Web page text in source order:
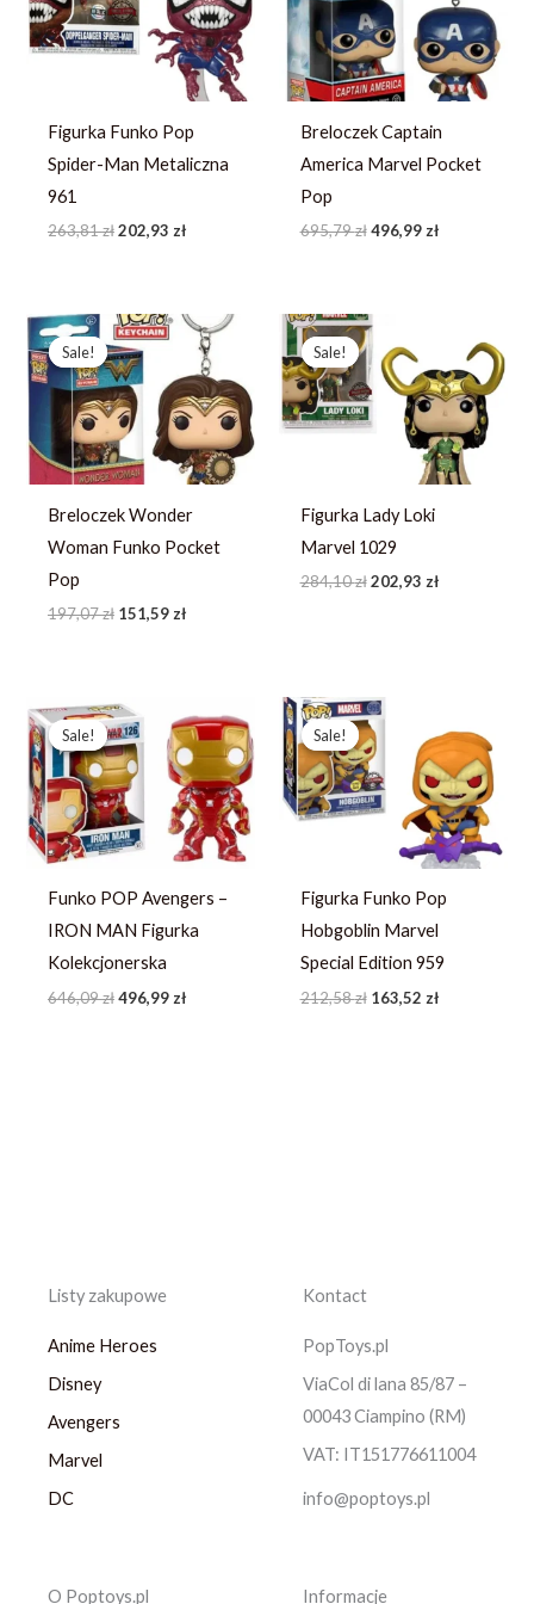
Figurka Funko Pop
Spider-Man Metaliczna
961
263,81zł202,93 zł
Breloczek Captain
America Marvel Pocket
Pop
695,79zł 496,99zł
Sale!
Sale!
Breloczek Wonder
Woman Funko Pocket
Pop
197,07zł
Pierwotna
cena
wynosiła:
197,07 zł.
151,59zł
Aktualna
cena
wynosi:
151,59 zł.
Sale!
Sale!
Figurka Lady Loki
Marvel 1029
284,10zł
Pierwotna
cena
wynosiła:
284,10 zł.
202,93 zł
wynosi:
202,93 zł.
Sale!
Sale!
Funko POP Avengers –
IRON MAN Figurka
Kolekcjonerska
646,09zł
Pierwotna
cena
wynosiła:
646,09 zł.
496,99 zł
cena
wynosi:
496,99 zł.
Sale!
Sale!
Figurka Funko Pop
Hobgoblin Marvel
Special Edition 959
212,58zł
Pierwotna
cena
wynosiła:
212,58 zł.
163,52 zł
wynosi:
163,52 zł.
Listy zakupowe
Anime Heroes
Disney
Avengers
Marvel
DC
Kontact
PopToys.pl
ViaCol di lana 85/87 –
00043 Ciampino (RM)
VAT: IT151776611004
info@poptoys.pl
O Poptoys.pl Informacje